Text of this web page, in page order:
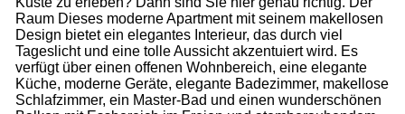
Raum Dieses moderne Apartment mit seinem makellosen
Design bietet ein elegantes Interieur, das durch viel
Tageslicht und eine tolle Aussicht akzentuiert wird. Es
verfügt über einen offenen Wohnbereich, eine elegante
Küche, moderne Geräte, elegante Badezimmer, makellose
Schlafzimmer, ein Master-Bad und einen wunderschönen